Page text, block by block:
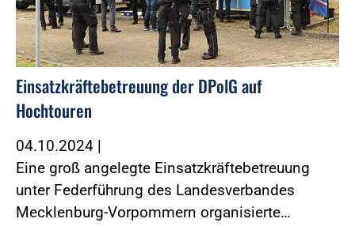
Einsatzkräftebetreuung der DPolG auf
Hochtouren
04.10.2024 |
Eine groß angelegte Einsatzkräftebetreuung
unter Federführung des Landesverbandes
Mecklenburg-Vorpommern organisierte…